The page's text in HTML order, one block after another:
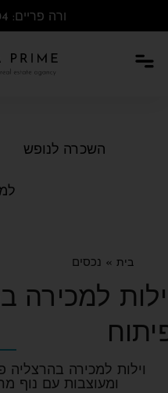
ורה פריים: 052-2531104
השכרה לנופש
בית » נכסים
למכירה
וילות למכירה בהרצליה
ומעוצבות עם נוף